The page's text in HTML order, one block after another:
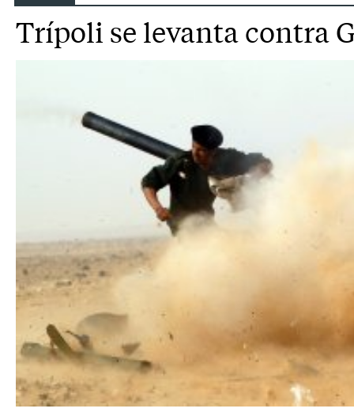
Trípoli se levanta contra